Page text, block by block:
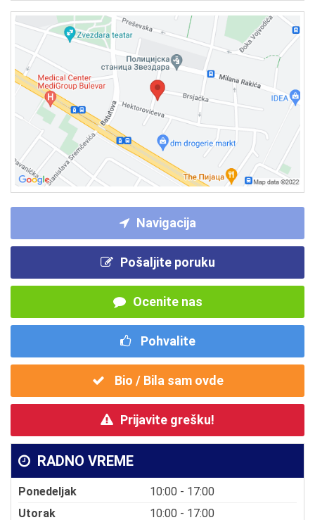
Navigacija
Pošaljite poruku
Ocenite nas
Pohvalite
Bio / Bila sam ovde
Prijavite grešku!
RADNO VREME
Ponedeljak
10:00 - 17:00
Utorak
10:00 - 17:00